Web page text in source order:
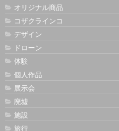
オリジナル商品
コザクラインコ
デザイン
ドローン
体験
個人作品
展示会
廃墟
施設
旅行